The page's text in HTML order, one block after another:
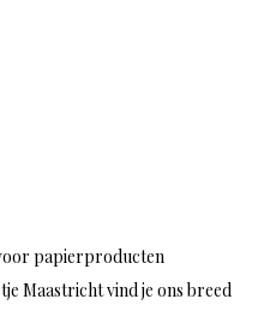
papierproducten
Maastricht vind je ons breed